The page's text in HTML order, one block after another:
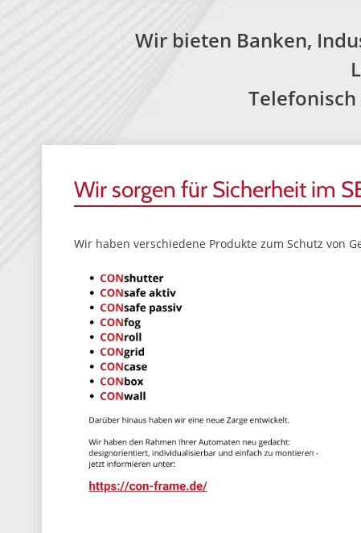
Wir bieten Banken,
Wir sorgen für Sicherheit im
Wir haben verschiedene Produkte zum Schutz von